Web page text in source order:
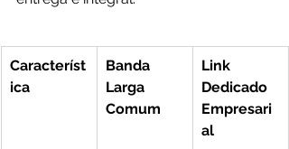
Característ
ica
Banda
Larga
Comum
Link
Dedicado
Empresari
al